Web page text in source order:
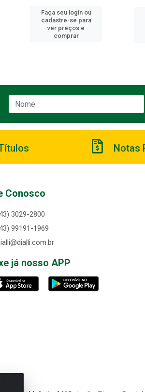
Faça seu login ou
cadastre-se para
ver preços e
comprar
Notas
Conosco
3029-2800
99191-1969
já nosso APP